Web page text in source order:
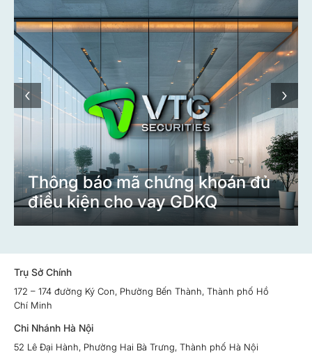
Thông báo mã chứng khoán đủ
điều kiện cho vay GDKQ
‹ ›
Trụ Sở Chính
172 – 174 đường Ký Con, Phường Bến Thành, Thành phố Hồ
Chí Minh
Chi Nhánh Hà Nội
52 Lê Đại Hành, Phường Hai Bà Trưng, Thành phố Hà Nội